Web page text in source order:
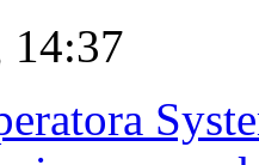
14:37